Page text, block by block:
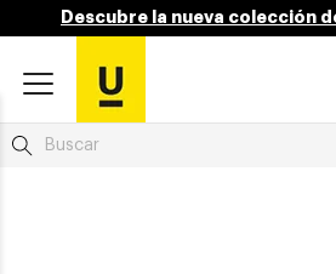
Descubre la nueva colección